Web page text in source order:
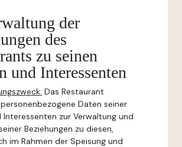
der
des
zu seinen
und Interessenten
Das Restaurant
Daten seiner
Interessenten zur Verwaltung und
Beziehungen zu diesen,
im Rahmen der Speisung und